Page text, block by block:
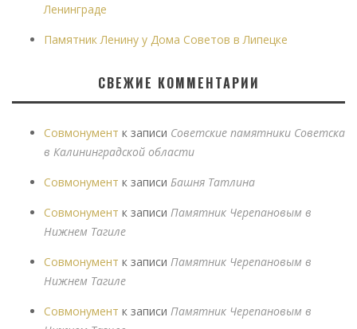
Ленинграде
Памятник Ленину у Дома Советов в Липецке
СВЕЖИЕ КОММЕНТАРИИ
Совмонумент к записи Советские памятники Советска
в Калининградской области
Совмонумент к записи Башня Татлина
Совмонумент к записи Памятник Черепановым в
Нижнем Тагиле
Совмонумент к записи Памятник Черепановым в
Нижнем Тагиле
Совмонумент к записи Памятник Черепановым в